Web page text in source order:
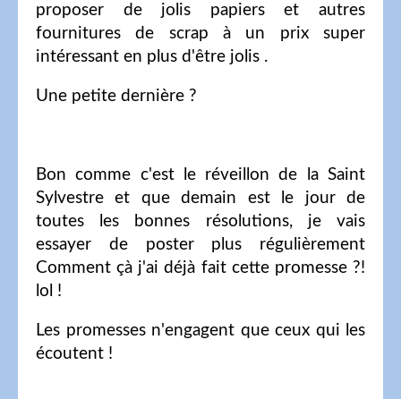
proposer de jolis papiers et autres
fournitures de scrap à un prix super
intéressant en plus d'être jolis .
Une petite dernière ?
Bon comme c'est le réveillon de la Saint
Sylvestre et que demain est le jour de
toutes les bonnes résolutions, je vais
essayer de poster plus régulièrement
Comment çà j'ai déjà fait cette promesse ?!
lol !
Les promesses n'engagent que ceux qui les
écoutent !